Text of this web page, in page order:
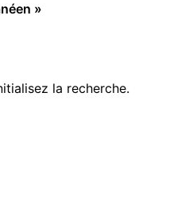
»
la recherche.